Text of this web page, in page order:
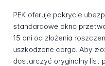
PEK oferuje pokrycie
standardowe okno
15 dni od złożenia
uszkodzone cargo. Aby
dostarczyć oryginalny list